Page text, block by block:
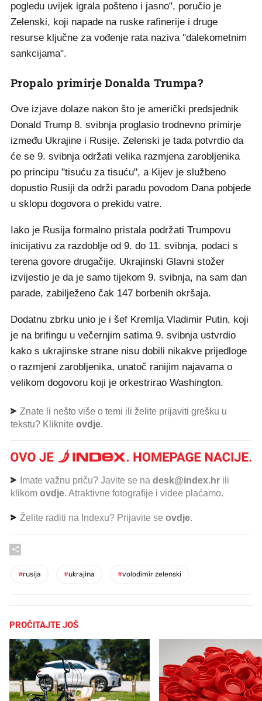
pogledu uvijek igrala pošteno i jasno", poručio je
Zelenski, koji napade na ruske rafinerije i druge
resurse ključne za vođenje rata naziva "dalekometnim
sankcijama".
Propalo primirje Donalda Trumpa?
Ove izjave dolaze nakon što je američki predsjednik
Donald Trump 8. svibnja proglasio trodnevno primirje
između Ukrajine i Rusije. Zelenski je tada potvrdio da
će se 9. svibnja održati velika razmjena zarobljenika
po principu "tisuću za tisuću", a Kijev je službeno
dopustio Rusiji da održi paradu povodom Dana pobjede
u sklopu dogovora o prekidu vatre.
Iako je Rusija formalno pristala podržati Trumpovu
inicijativu za razdoblje od 9. do 11. svibnja, podaci s
terena govore drugačije. Ukrajinski Glavni stožer
izvijestio je da je samo tijekom 9. svibnja, na sam dan
parade, zabilježeno čak 147 borbenih okršaja.
Dodatnu zbrku unio je i šef Kremlja Vladimir Putin, koji
je na brifingu u večernjim satima 9. svibnja ustvrdio
kako s ukrajinske strane nisu dobili nikakve prijedloge
o razmjeni zarobljenika, unatoč ranijim najavama o
velikom dogovoru koji je orkestrirao Washington.
Znate li nešto više o temi ili želite prijaviti grešku u
tekstu? Kliknite ovdje.
Imate važnu priču? Javite se na desk@index.hr ili
klikom ovdje. Atraktivne fotografije i videe plaćamo.
Želite raditi na Indexu? Prijavite se ovdje.
#rusija #ukrajina #volodimir zelenski
PROČITAJTE JOŠ